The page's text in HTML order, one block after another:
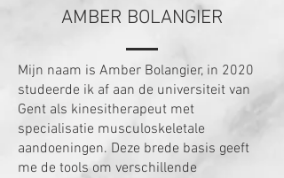
AMBER BOLANGIER
Mijn naam is Amber Bolangier, in 2020
studeerde ik af aan de universiteit van
Gent als kinesitherapeut met
specialisatie musculoskeletale
aandoeningen. Deze brede basis geeft
me de tools om verschillende